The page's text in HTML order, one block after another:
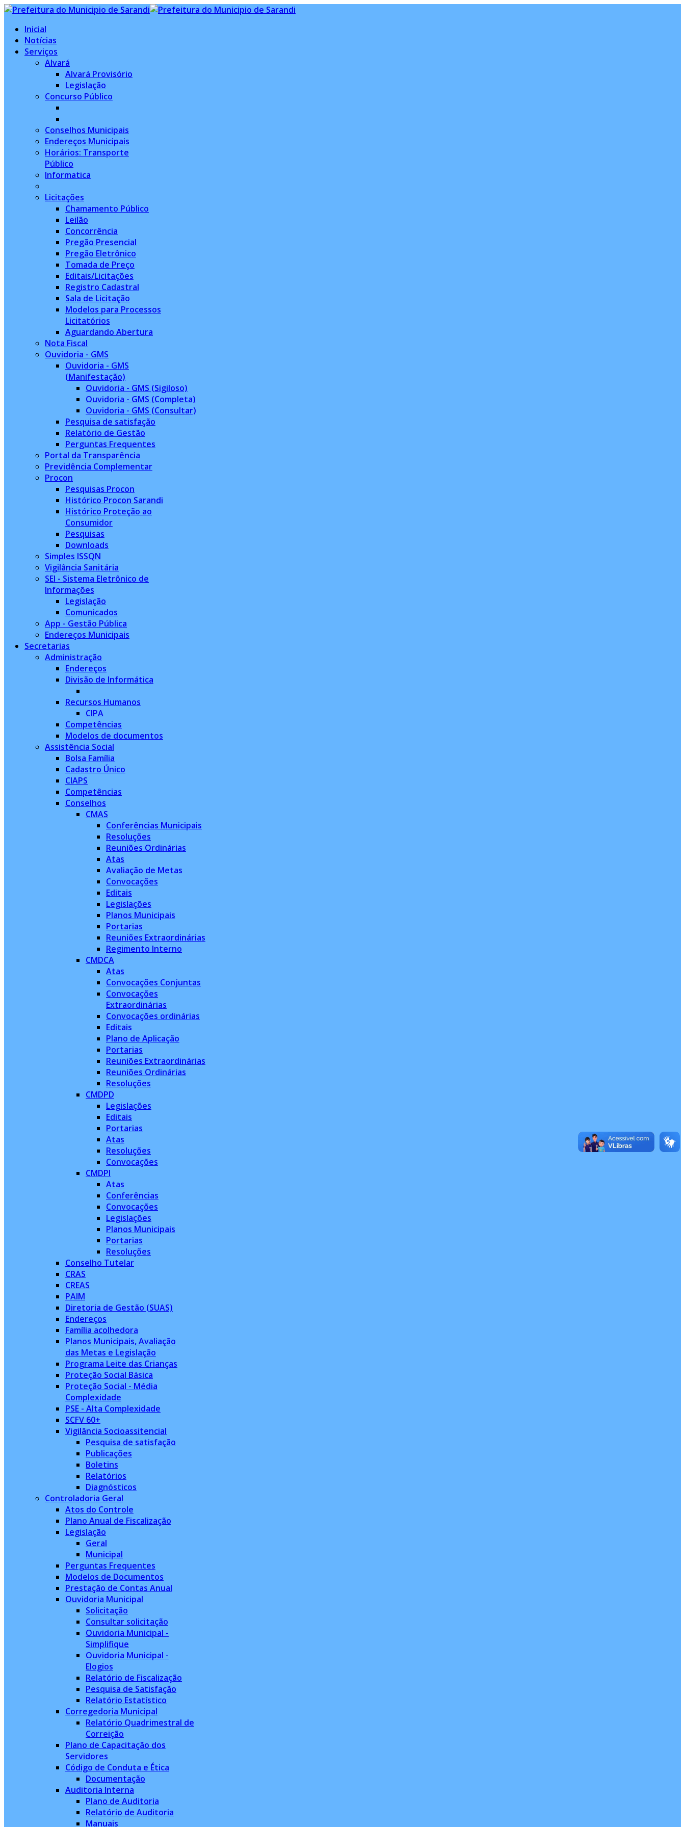
Inicial
Notícias
Serviços
Alvará
Alvará Provisório
Legislação
Concurso Público
Conselhos Municipais
Endereços Municipais
Horários: Transporte
Público
Informatica
Licitações
Chamamento Público
Leilão
Concorrência
Pregão Presencial
Pregão Eletrônico
Tomada de Preço
Editais/Licitações
Registro Cadastral
Sala de Licitação
Modelos para Processos
Licitatórios
Aguardando Abertura
Nota Fiscal
Ouvidoria - GMS
Ouvidoria - GMS
(Manifestação)
Ouvidoria - GMS (Sigiloso)
Ouvidoria - GMS (Completa)
Ouvidoria - GMS (Consultar)
Pesquisa de satisfação
Relatório de Gestão
Perguntas Frequentes
Portal da Transparência
Previdência Complementar
Procon
Pesquisas Procon
Histórico Procon Sarandi
Histórico Proteção ao
Consumidor
Pesquisas
Downloads
Simples ISSQN
Vigilância Sanitária
SEI - Sistema Eletrônico de
Informações
Legislação
Comunicados
App - Gestão Pública
Endereços Municipais
Secretarias
Administração
Endereços
Divisão de Informática
Recursos Humanos
CIPA
Competências
Modelos de documentos
Assistência Social
Bolsa Família
Cadastro Único
CIAPS
Competências
Conselhos
CMAS
Conferências Municipais
Resoluções
Reuniões Ordinárias
Atas
Avaliação de Metas
Convocações
Editais
Legislações
Planos Municipais
Portarias
Reuniões Extraordinárias
Regimento Interno
CMDCA
Atas
Convocações Conjuntas
Convocações
Extraordinárias
Convocações ordinárias
Editais
Plano de Aplicação
Portarias
Reuniões Extraordinárias
Reuniões Ordinárias
Resoluções
CMDPD
Legislações
Editais
Portarias
Atas
Resoluções
Convocações
CMDPI
Atas
Conferências
Convocações
Legislações
Planos Municipais
Portarias
Resoluções
Conselho Tutelar
CRAS
CREAS
PAIM
Diretoria de Gestão (SUAS)
Endereços
Família acolhedora
Planos Municipais, Avaliação
das Metas e Legislação
Programa Leite das Crianças
Proteção Social Básica
Proteção Social - Média
Complexidade
PSE - Alta Complexidade
SCFV 60+
Vigilância Socioassitencial
Pesquisa de satisfação
Publicações
Boletins
Relatórios
Diagnósticos
Controladoria Geral
Atos do Controle
Plano Anual de Fiscalização
Legislação
Geral
Municipal
Perguntas Frequentes
Modelos de Documentos
Prestação de Contas Anual
Ouvidoria Municipal
Solicitação
Consultar solicitação
Ouvidoria Municipal -
Simplifique
Ouvidoria Municipal -
Elogios
Relatório de Fiscalização
Pesquisa de Satisfação
Relatório Estatístico
Corregedoria Municipal
Relatório Quadrimestral de
Correição
Plano de Capacitação dos
Servidores
Código de Conduta e Ética
Documentação
Auditoria Interna
Plano de Auditoria
Relatório de Auditoria
Manuais